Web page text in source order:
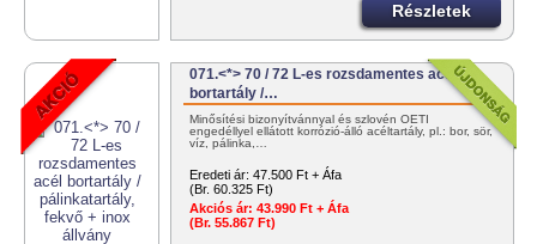
Részletek
071.<*> 70 / 72 L-es rozsdamentes acél
bortartály /…
Minősítési bizonyítvánnyal és szlovén OÉTI
engedéllyel ellátott korrózió-álló acéltartály, pl.: bor, sör,
víz, pálinka,…
Eredeti ár: 47.500 Ft + Áfa
(Br. 60.325 Ft)
Akciós ár: 43.990 Ft + Áfa
(Br. 55.867 Ft)